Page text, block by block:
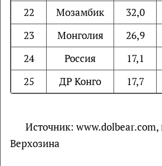
22 Мозамбик 32,0
23
Монголия 26,9
24
Россия 17,1
25
ДР Конго 17,7
Источник:
Верхозина